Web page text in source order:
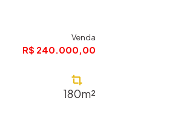
Venda
R$ 240.000,00
180m²